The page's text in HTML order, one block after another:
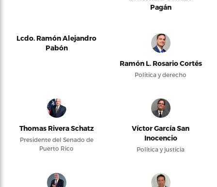
Pagán
Lcdo. Ramón Alejandro
Pabón
Ramón L. Rosario Cortés
Política y derecho
Thomas Rivera Schatz
Presidente del Senado de
Puerto Rico
Víctor García San
Inocencio
Política y justicia